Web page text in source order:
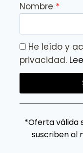
Nombre
He leído y
privacidad.
*Oferta válida
suscriben al